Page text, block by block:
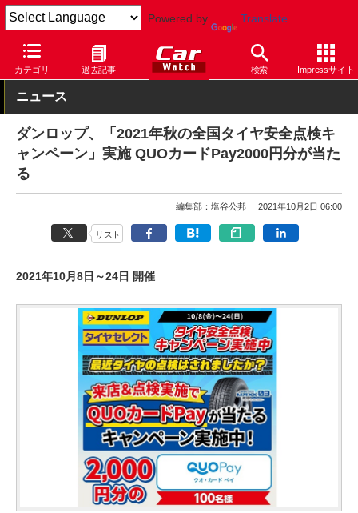
Powered by Translate
カテゴリ 過去記事 検索 Impressサイト
Car Watch タイヤ ダンロップ その他
ニュース
ダンロップ、「2021年秋の全国タイヤ安全点検キ
ャンペーン」実施 QUOカードPay2000円分が当た
る
編集部：塩谷公邦 2021年10月2日 06:00
リスト
2021年10月8日～24日 開催